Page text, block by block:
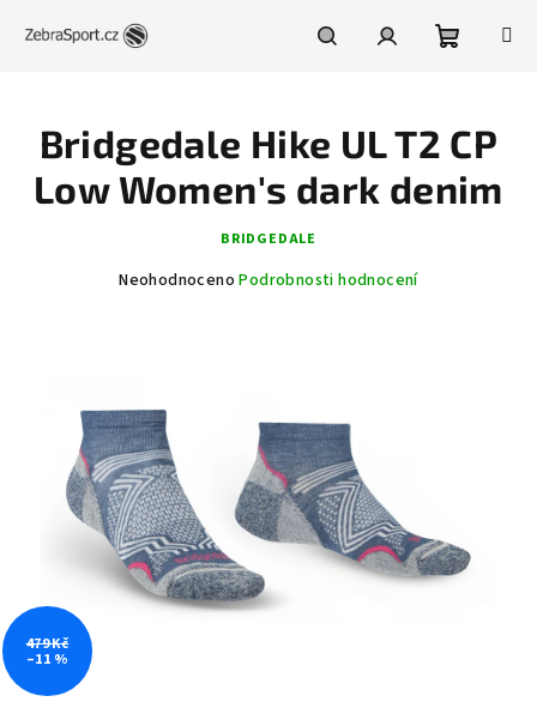
košík
Bridgedale Hike UL T2 CP
Low Women's dark denim
BRIDGEDALE
Průměrné
5
hvězdiček.
Neohodnoceno Podrobnosti hodnocení
479 Kč
–11 %